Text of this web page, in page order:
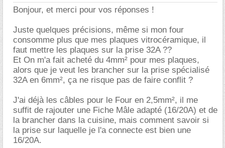
Bonjour, et merci pour vos réponses !
Juste quelques précisions, même si mon four
consomme plus que mes plaques vitrocéramique, il
faut mettre les plaques sur la prise 32A ??
Et On m'a fait acheté du 4mm² pour mes plaques,
alors que je veut les brancher sur la prise spécialisé
32A en 6mm², ça ne risque pas de faire conflit ?
J'ai déjà les câbles pour le Four en 2,5mm², il me
suffit de rajouter une Fiche Mâle adapté (16/20A) et de
la brancher dans la cuisine, mais comment savoir si
la prise sur laquelle je l'a connecte est bien une
16/20A.